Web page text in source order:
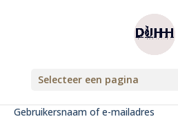
Selecteer een pagina
Gebruikersnaam of e-mailadres